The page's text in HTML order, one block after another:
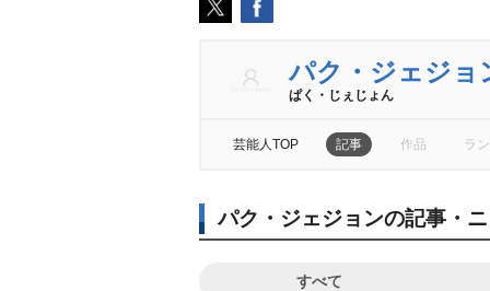
パク・ジェジョ
ぱく・じぇじょん
芸能人TOP 記事 作品 ラ
パク・ジェジョンの記事・
すべて